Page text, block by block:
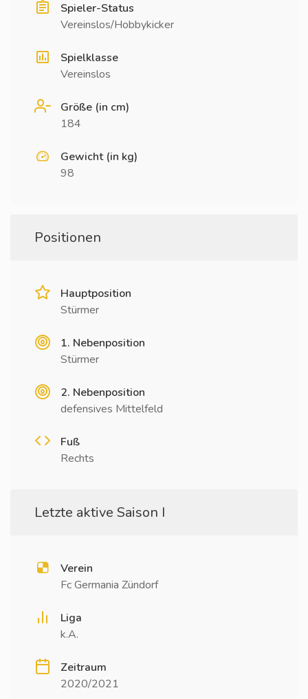
Spieler-Status
Vereinslos/Hobbykicker
Spielklasse
Vereinslos
Größe (in cm)
184
Gewicht (in kg)
98
Positionen
Hauptposition
Stürmer
1. Nebenposition
Stürmer
2. Nebenposition
defensives Mittelfeld
Fuß
Rechts
Letzte aktive Saison I
Verein
Fc Germania Zündorf
Liga
k.A.
Zeitraum
2020/2021